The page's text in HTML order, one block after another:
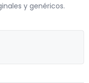
y genéricos.